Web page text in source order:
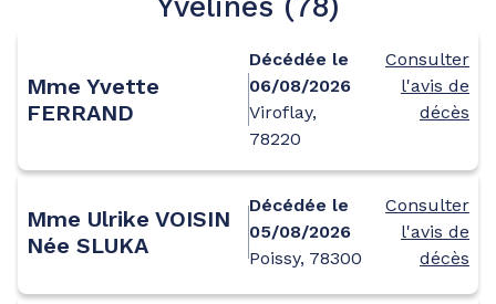
Mme Yvette
FERRAND
Décédée le
06/08/2026
Viroflay,
78220
Consulter
l'avis de
décès
Mme Ulrike VOISIN
Née SLUKA
Décédée le
05/08/2026
Poissy, 78300
Consulter
l'avis de
décès